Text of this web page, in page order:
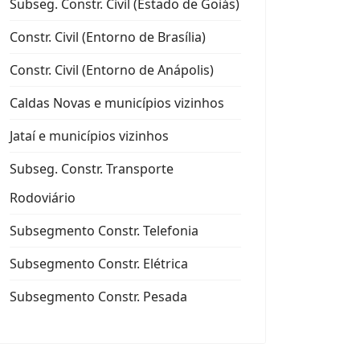
e municípios vizinhos
Subseg. Constr. Civil (Estado de Goiás)
Constr. Civil (Entorno de Brasília)
Constr. Civil (Entorno de Anápolis)
Caldas Novas e municípios vizinhos
Jataí e municípios vizinhos
Subseg. Constr. Transporte
Rodoviário
Subsegmento Constr. Telefonia
Subsegmento Constr. Elétrica
Subsegmento Constr. Pesada